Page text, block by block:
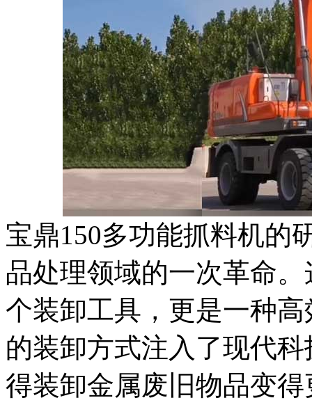
宝鼎150多功能抓料机的
品处理领域的一次革命
个装卸工具，更是一种
的装卸方式注入了现代
得装卸金属废旧物品变